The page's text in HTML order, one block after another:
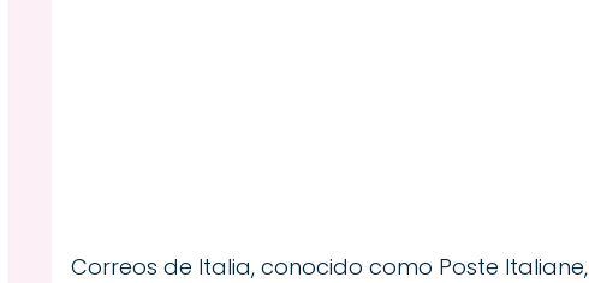
Correos de Italia, conocido como Poste Italiane,